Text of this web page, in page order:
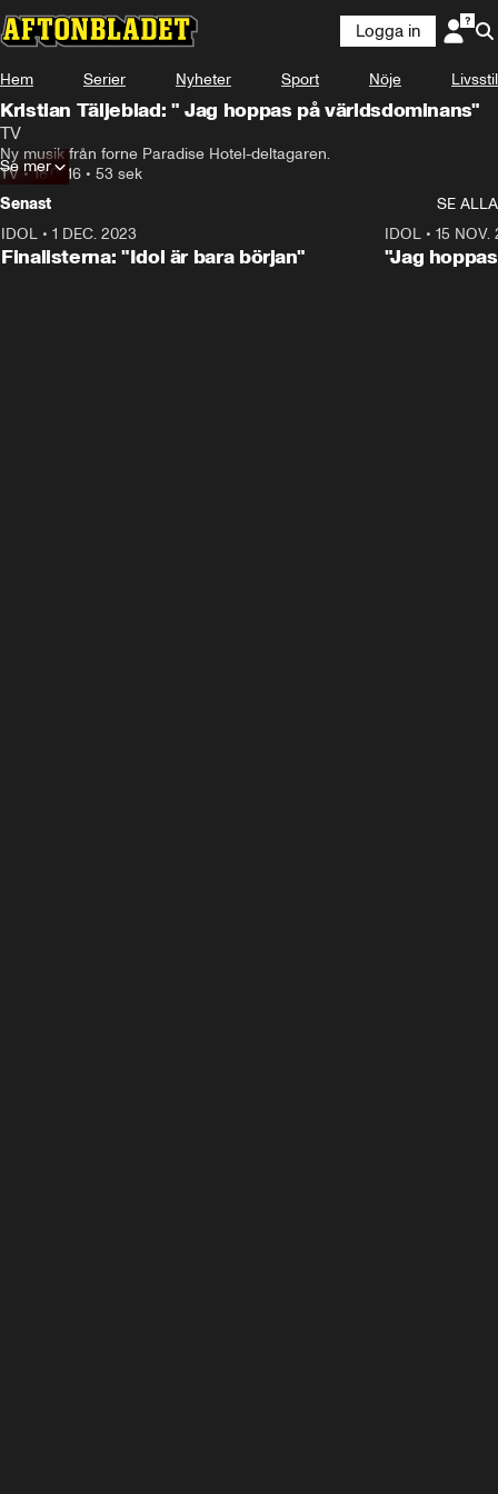
Logga in
Hem Serier Nyheter Sport Nöje Livsstil
Kristian Täljeblad: " Jag hoppas på världsdominans"
TV
Ny musik från forne Paradise Hotel-deltagaren.
TV •18.07.16 • 53 sek
Se mer
Senast
SE ALLA
IDOL • 1 DEC. 2023
Finalisterna: "Idol är bara början"
IDOL• 15 NOV.
"Jag